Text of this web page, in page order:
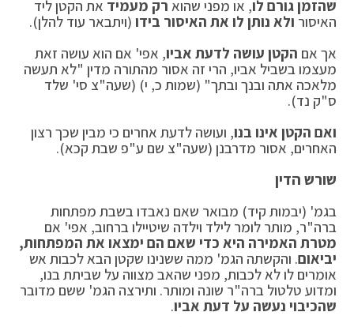
שהזמן גורם לו, או מפני שהוא רק מעמיד את הקטן ליד
האיסור ולא נותן לו את האיסור בידו (ויתבאר עוד להלן).
אך אם הקטן עושה לדעת אביו, אפי' אם הוא עושה זאת
מעצמו בשביל אביו, הרי זה אסור מהתורה מדין "לא תעשה
מלאכה אתה ובנך ובתך" (שמות כ, י) (שעה"צ סי' שלד
ס"ק נד).
ואם הקטן אינו בנו, ועושה לדעת אחרים כי מבין שכך רצון
האחרים, אסור מדרבנן (שעה"צ שם ע"פ שבת קכא).
שורש הדין
בגמ' (יבמות קיד) מבואר שאם נאבדו בשבת מפתחות
ברה"ר, מותר לומר לילד וילדה שיטיילו ברחוב, אפי' אם
מטרת האמירה היא כדי שאם הם ימצאו את המפתחות,
יביאום. והקשתה הגמ' ממה ששנינו שקטן הבא לכבות אש
אומרים לו לא לכבות, מפני שהאב מצווה על שביתת בנו,
ומדוע טלטול ברה"ר שונה ומותר. ותירצה הגמ' ששם מדובר
שהכיבוי נעשה על דעת אביו.